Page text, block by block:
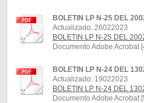
BOLETIN LP N-25 DEL
Actualizado: 26022023
BOLETIN LP N-25 DEL
Documento Adobe Acrobat
BOLETIN LP N-24 DEL
Actualizado: 19022023
BOLETIN LP N-24 DEL
Documento Adobe Acrobat